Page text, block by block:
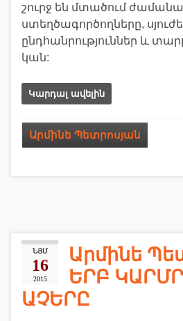
շուրջ են մտածում
ստեղծագործողները,
ընդհանրություններ և
կան:
Կարդալ ավելին
Արմինե Պետրոսյան
ՆՅՄ
16
2015
Արմինե
ԵՐԲ
ԱՉԵՐԸ